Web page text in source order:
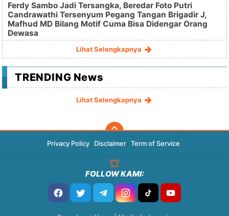
Ferdy Sambo Jadi Tersangka, Beredar Foto Putri
Candrawathi Tersenyum Pegang Tangan Brigadir J,
Mafhud MD Bilang Motif Cuma Bisa Didengar Orang
Dewasa
Lihat Selengkapnya
TRENDING News
Lihat Selengkapnya
Privacy Policy Disclaimer Term of Service
FOLLOW KAMI: